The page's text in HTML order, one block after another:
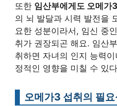
또한 임산부에게도 오메가
의 뇌 발달과 시력 발전을
요한 성분이라서, 임신 중
취가 권장되곤 해요. 임산
취하면 자녀의 인지 능력
정적인 영향을 미칠 수 있
오메가3 섭취의 필요